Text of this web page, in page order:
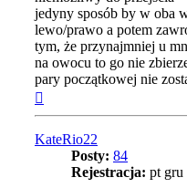
jedyny sposób by w oba
lewo/prawo a potem
tym, że przynajmniej u
na owocu to go nie
pary początkowej nie
KateRio22
Posty: 84
Rejestracja: pt gru